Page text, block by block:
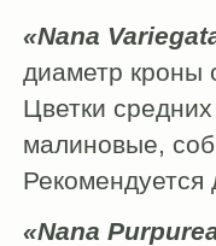
«Nana
диаметр кроны
Цветки
малиновые,
Рекомендуется
«Nana